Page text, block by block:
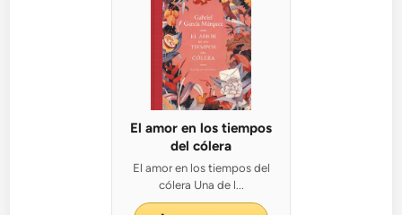
El amor en los tiempos
del cólera
El amor en los tiempos del
cólera Una de l...